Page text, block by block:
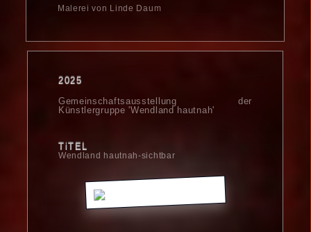
Malerei von Linde Daum
2025
Gemeinschaftsausstellung der
Künstlergruppe 'Wendland hautnah'
TiTEL
Wendland hautnah-sichtbar